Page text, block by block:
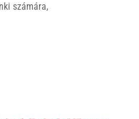
számára,